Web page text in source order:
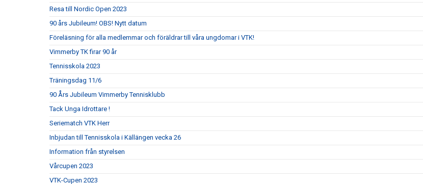
Resa till Nordic Open 2023
90 års Jubileum! OBS! Nytt datum
Föreläsning för alla medlemmar och föräldrar till våra ungdomar i VTK!
Vimmerby TK firar 90 år
Tennisskola 2023
Träningsdag 11/6
90 Års Jubileum Vimmerby Tennisklubb
Tack Unga Idrottare !
Seriematch VTK Herr
Inbjudan till Tennisskola i Källängen vecka 26
Information från styrelsen
Vårcupen 2023
VTK-Cupen 2023